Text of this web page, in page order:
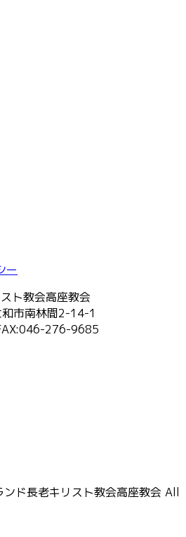
ー
ト教会高座教会
市南林間2-14-1
276-9685
ド長老キリスト教会高座教会 All